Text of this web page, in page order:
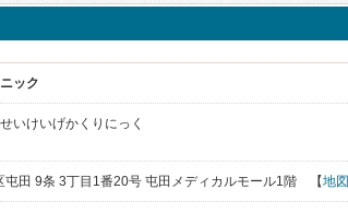
ック
いけいげかくりにっく
田 9条 3丁目1番20号 屯田メディカルモール1階 【地図